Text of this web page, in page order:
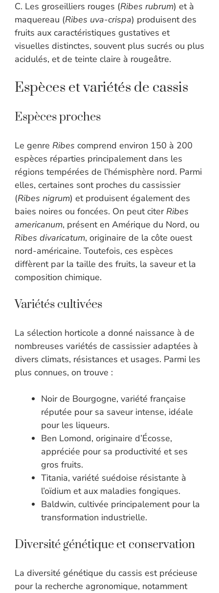
C. Les groseilliers rouges (Ribes rubrum) et à
maquereau (Ribes uva-crispa) produisent des
fruits aux caractéristiques gustatives et
visuelles distinctes, souvent plus sucrés ou plus
acidulés, et de teinte claire à rougeâtre.
Espèces et variétés de cassis
Espèces proches
Le genre Ribes comprend environ 150 à 200
espèces réparties principalement dans les
régions tempérées de l’hémisphère nord. Parmi
elles, certaines sont proches du cassissier
(Ribes nigrum) et produisent également des
baies noires ou foncées. On peut citer Ribes
americanum, présent en Amérique du Nord, ou
Ribes divaricatum, originaire de la côte ouest
nord-américaine. Toutefois, ces espèces
diffèrent par la taille des fruits, la saveur et la
composition chimique.
Variétés cultivées
La sélection horticole a donné naissance à de
nombreuses variétés de cassissier adaptées à
divers climats, résistances et usages. Parmi les
plus connues, on trouve :
Noir de Bourgogne, variété française
réputée pour sa saveur intense, idéale
pour les liqueurs.
Ben Lomond, originaire d’Écosse,
appréciée pour sa productivité et ses
gros fruits.
Titania, variété suédoise résistante à
l’oïdium et aux maladies fongiques.
Baldwin, cultivée principalement pour la
transformation industrielle.
Diversité génétique et conservation
La diversité génétique du cassis est précieuse
pour la recherche agronomique, notamment